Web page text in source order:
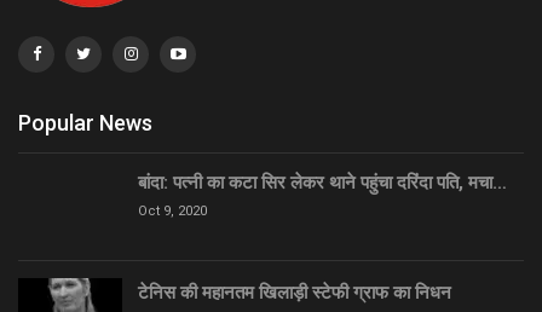
Popular News
बांदा: पत्नी का कटा सिर लेकर थाने पहुंचा दरिंदा पति, मचा…
Oct 9, 2020
टेनिस की महानतम खिलाड़ी स्टेफी ग्राफ का निधन